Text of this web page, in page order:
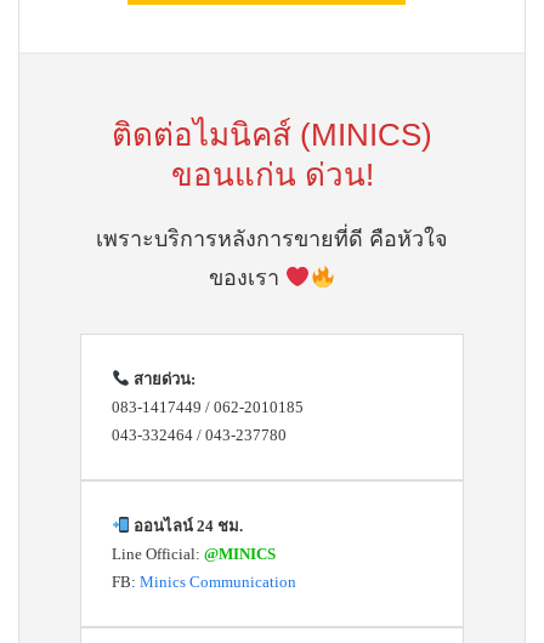
ติดต่อไมนิคส์ (MINICS)
ขอนแก่น ด่วน!
เพราะบริการหลังการขายที่ดี คือหัวใจ
ของเรา
สายด่วน:
083-1417449 / 062-2010185
043-332464 / 043-237780
ออนไลน์ 24 ชม.
Line Official: @MINICS
FB: Minics Communication